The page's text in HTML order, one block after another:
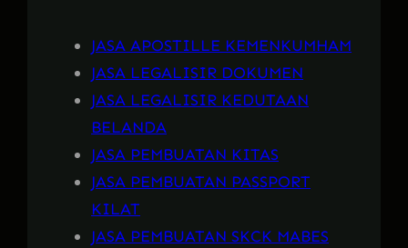
JASA APOSTILLE KEMENKUMHAM
JASA LEGALISIR DOKUMEN
JASA LEGALISIR KEDUTAAN
BELANDA
JASA PEMBUATAN KITAS
JASA PEMBUATAN PASSPORT
KILAT
JASA PEMBUATAN SKCK MABES